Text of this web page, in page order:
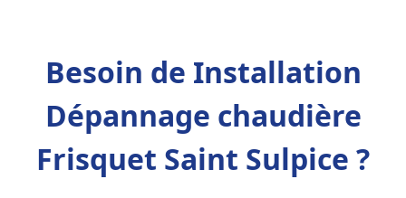
Besoin de Installation
Dépannage chaudière
Frisquet Saint Sulpice ?